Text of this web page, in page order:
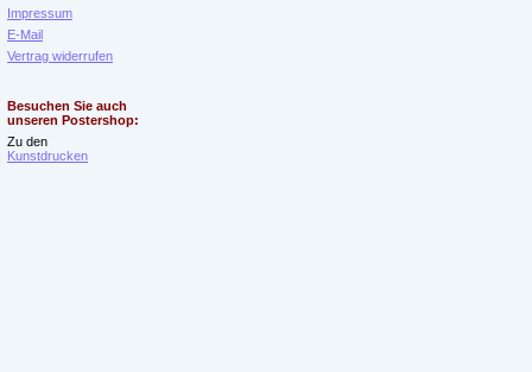
Impressum
E-Mail
Vertrag widerrufen
Besuchen Sie auch
unseren Postershop:
Zu den
Kunstdrucken